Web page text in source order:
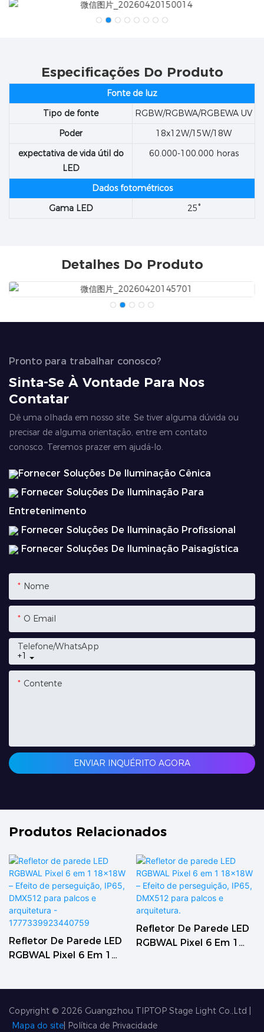
Especificações Do Produto
Fonte de luz
Tipo de fonte
RGBW/RGBWA/RGBEWA UV
Poder
18x12W/15W/18W
expectativa de vida útil do
LED
60.000-100.000 horas
Dados fotométricos
Gama LED
25°
Detalhes Do Produto
Pronto para trabalhar conosco?
Sinta-Se À Vontade Para Nos
Contatar
Dê uma olhada em nosso site. Se tiver alguma dúvida ou
precisar de alguma orientação, entre em contato
conosco. Teremos prazer em ajudá-lo.
Fornecer Soluções De Iluminação Cênica
Fornecer Soluções De Iluminação Para
Entretenimento
Fornecer Soluções De Iluminação Profissional
Fornecer Soluções De Iluminação Paisagística
Nome
O Email
+1
Telefone/whatsApp
Contente
ENVIAR INQUÉRITO AGORA
Produtos Relacionados
Refletor De Parede LED
RGBWAL Pixel 6 Em 1
Arquitetura -
1777339923440759
Refletor De Parede LED
RGBWAL Pixel 6 Em 1
Copyright © 2026 Guangzhou TIPTOP Stage Light Co.,Ltd
Mapa do site Política de Privacidade